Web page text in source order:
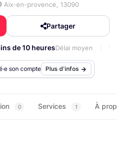
Aix-en-provence, 13090
Partager
de 10 heuresDélai moyen
son compte Plus d'infos
0 Services 1 À